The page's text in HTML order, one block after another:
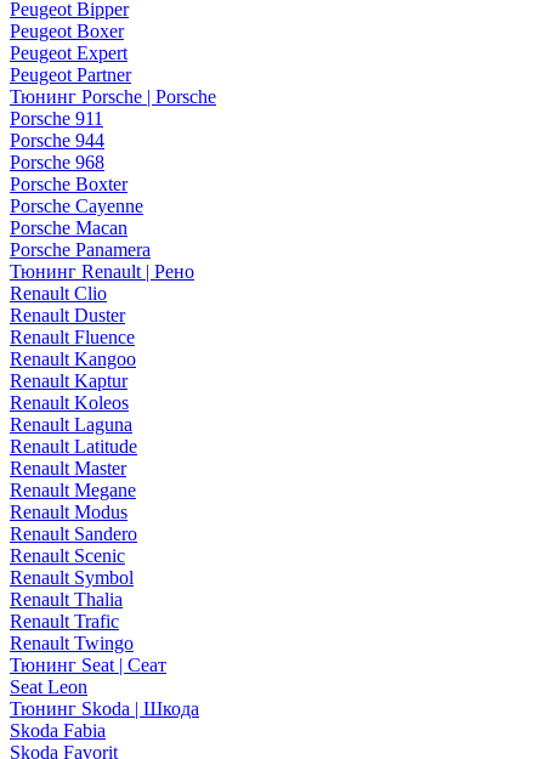
Peugeot Bipper
Peugeot Boxer
Peugeot Expert
Peugeot Partner
Тюнинг Porsche | Porsche
Porsche 911
Porsche 944
Porsche 968
Porsche Boxter
Porsche Cayenne
Porsche Macan
Porsche Panamera
Тюнинг Renault | Рено
Renault Clio
Renault Duster
Renault Fluence
Renault Kangoo
Renault Kaptur
Renault Koleos
Renault Laguna
Renault Latitude
Renault Master
Renault Megane
Renault Modus
Renault Sandero
Renault Scenic
Renault Symbol
Renault Thalia
Renault Trafic
Renault Twingo
Тюнинг Seat | Сеат
Seat Leon
Тюнинг Skoda | Шкода
Skoda Fabia
Skoda Favorit